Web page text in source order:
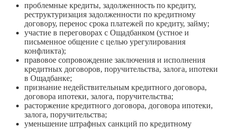
проблемные кредиты, задолженность по кредиту,
реструктуризация задолженности по кредитному
договору, перенос срока платежей по кредиту, займу;
участие в переговорах с Ощадбанком (устное и
письменное общение с целью урегулирования
конфликта);
правовое сопровождение заключения и исполнения
кредитных договоров, поручительства, залога, ипотеки
в Ощадбанке;
признание недействительным кредитного договора,
договора ипотеки, залога, поручительства;
расторжение кредитного договора, договора ипотеки,
залога, поручительства;
уменьшение штрафных санкций по кредитному